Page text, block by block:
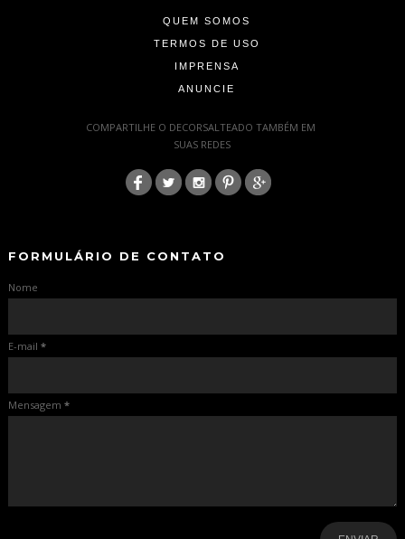
QUEM SOMOS
TERMOS DE USO
IMPRENSA
ANUNCIE
COMPARTILHE O DECORSALTEADO TAMBÉM EM
SUAS REDES
FORMULÁRIO DE CONTATO
Nome
E-mail *
Mensagem *